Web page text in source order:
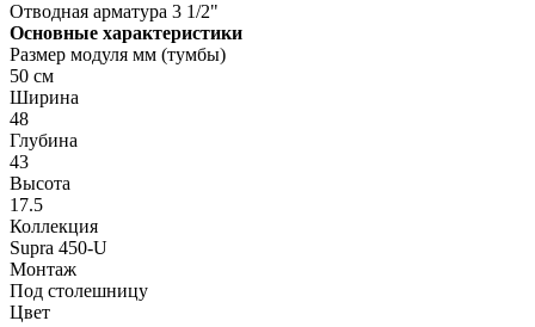
Отводная арматура 3 1/2"
Основные характеристики
Размер модуля мм (тумбы)
50 см
Ширина
48
Глубина
43
Высота
17.5
Коллекция
Supra 450-U
Монтаж
Под столешницу
Цвет